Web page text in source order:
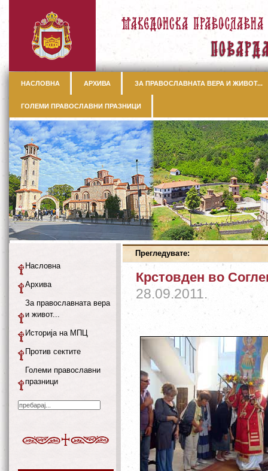
НАСЛОВНА АРХИВА ЗА ПРАВОСЛАВНАТА ВЕРА И ЖИВОТ...
ГОЛЕМИ ПРАВОСЛАВНИ ПРАЗНИЦИ
Прегледувате:
Крстовден во
28.09.2011.
Насловна
Архива
За православната вера
и живот...
Историја на МПЦ
Против сектите
Големи православни
празници